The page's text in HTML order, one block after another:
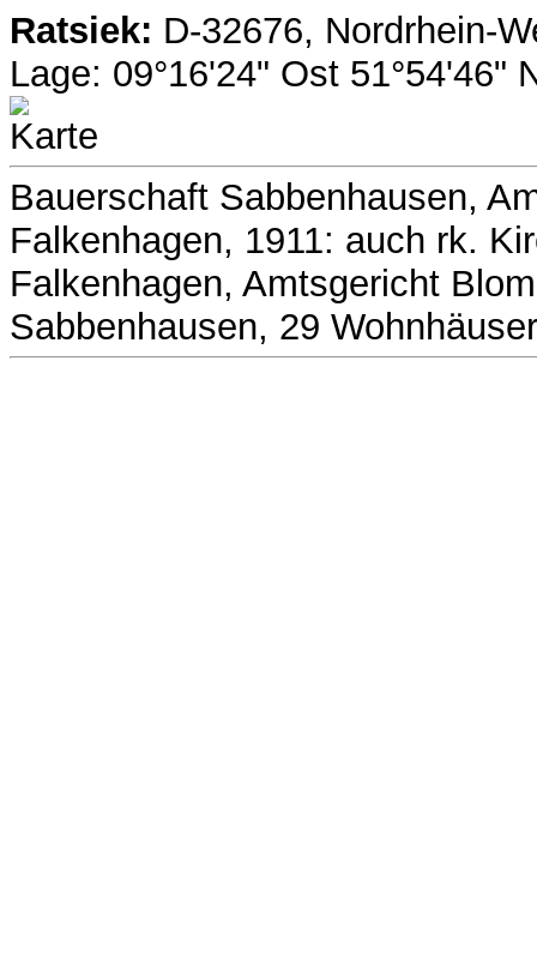
Ratsiek: D-32676, Nordrhein-
Lage: 09°16'24" Ost 51°54'46"
Bauerschaft Sabbenhausen,
Falkenhagen, 1911: auch rk.
Falkenhagen, Amtsgericht
Sabbenhausen, 29